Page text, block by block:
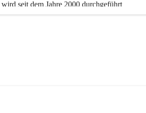
seit dem Jahre 2000 durchgeführt